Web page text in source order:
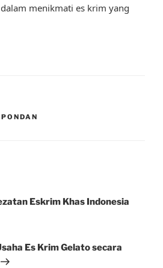
menikmati es krim yang
Eskrim Khas Indonesia
Es Krim Gelato secara